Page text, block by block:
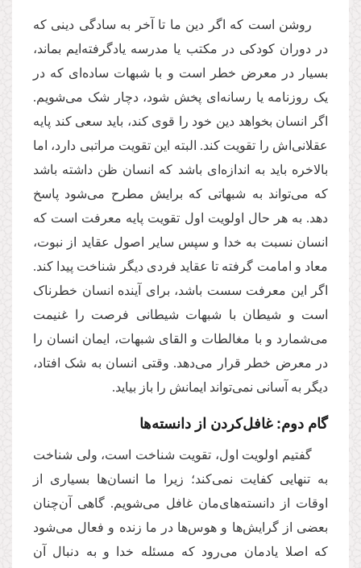
روشن است که اگر دین ما تا آخر به سادگی دینی که
در دوران کودکی در مکتب یا مدرسه یادگرفته‌ایم بماند،
بسیار در معرض خطر است و با شبهات ساده‌ای که در
یک روزنامه‌ یا رسانه‌ای پخش شود، دچار شک می‌شویم.
اگر انسان بخواهد دین خود را قوی کند، باید سعی کند پایه
عقلانی‌اش را تقویت کند. البته این تقویت مراتبی دارد، اما
بالاخره باید به اندازه‌ای باشد که انسان ظن داشته باشد
که می‌تواند به شبهاتی که برایش مطرح می‌شود پاسخ
دهد. به هر حال اولویت اول تقویت پایه معرفت است که
انسان نسبت به خدا و سپس سایر اصول عقاید از نبوت،
معاد و امامت گرفته تا عقاید فردی دیگر شناخت پیدا کند.
اگر این معرفت سست باشد، برای آینده انسان خطرناک
است و شیطان با شبهات شیطانی فرصت را غنیمت
می‌شمارد و با مغالطات و القای شبهات، ایمان انسان را
در معرض خطر قرار می‌دهد. وقتی انسان به شک افتاد،
دیگر به آسانی‌ نمی‌تواند ایمانش را باز بیاید.
گام دوم: غافل‌کردن از دانسته‌ها
گفتیم اولویت اول، تقویت شناخت است، ولی شناخت
به تنهایی کفایت نمی‌کند؛ زیرا ما انسان‌ها بسیاری از
اوقات از دانسته‌های‌مان غافل می‌شویم. گاهی آن‌چنان
بعضی از گرایش‌ها و هوس‌ها در ما زنده و فعال می‌شود
که اصلا یادمان می‌رود که مسئله خدا و به دنبال آن